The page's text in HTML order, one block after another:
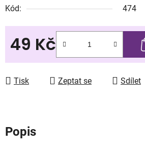
Kód:
474
49 Kč
Tisk Zeptat se Sdílet
Popis